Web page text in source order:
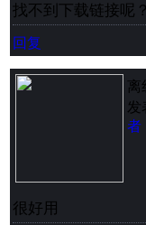
找不到下载链接呢？
回复
离
发
者
很好用